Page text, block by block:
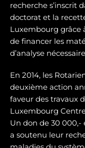
recherche s’inscrit
doctorat et la
Luxembourg grâce
de financer les
d’analyse
En 2014, les
deuxième action
faveur des travaux
Luxembourg
Un don de 30 000,-
a soutenu leur